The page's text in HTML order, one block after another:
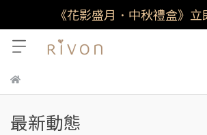
《花影盛月．中秋禮盒》立
最新動態